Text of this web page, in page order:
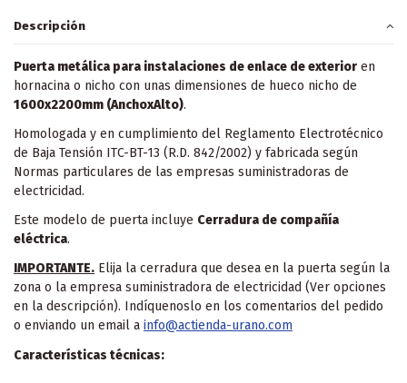
Descripción
Puerta metálica para instalaciones de enlace de exterior en
hornacina o nicho con unas dimensiones de hueco nicho de
1600x2200mm (AnchoxAlto).
Homologada y en cumplimiento del Reglamento Electrotécnico
de Baja Tensión ITC-BT-13 (R.D. 842/2002) y fabricada según
Normas particulares de las empresas suministradoras de
electricidad.
Este modelo de puerta incluye Cerradura de compañía
eléctrica.
IMPORTANTE. Elija la cerradura que desea en la puerta según la
zona o la empresa suministradora de electricidad (Ver opciones
en la descripción). Indíquenoslo en los comentarios del pedido
o enviando un email a info@actienda-urano.com
Características técnicas: